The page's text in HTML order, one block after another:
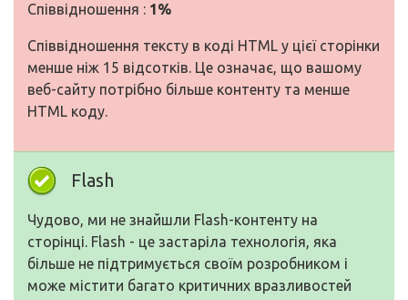
Співвідношення : 1%
Співвідношення тексту в коді HTML у цієї сторінки
менше ніж 15 відсотків. Це означає, що вашому
веб-сайту потрібно більше контенту та менше
HTML коду.
Flash
Чудово, ми не знайшли Flash-контенту на
сторінці. Flash - це застаріла технологія, яка
більше не підтримується своїм розробником і
може містити багато критичних вразливостей